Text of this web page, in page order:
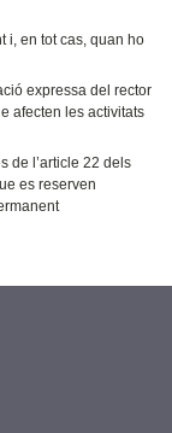
i, en tot cas, quan ho
expressa del rector
afecten les activitats
de l’article 22 dels
es reserven